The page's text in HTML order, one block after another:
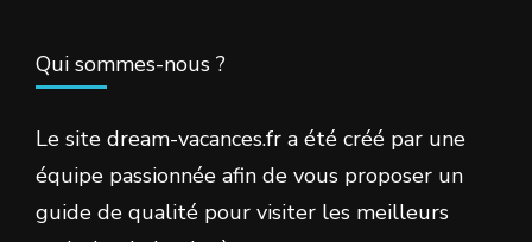
Qui sommes-nous ?
Le site dream-vacances.fr a été créé par une
équipe passionnée afin de vous proposer un
guide de qualité pour visiter les meilleurs